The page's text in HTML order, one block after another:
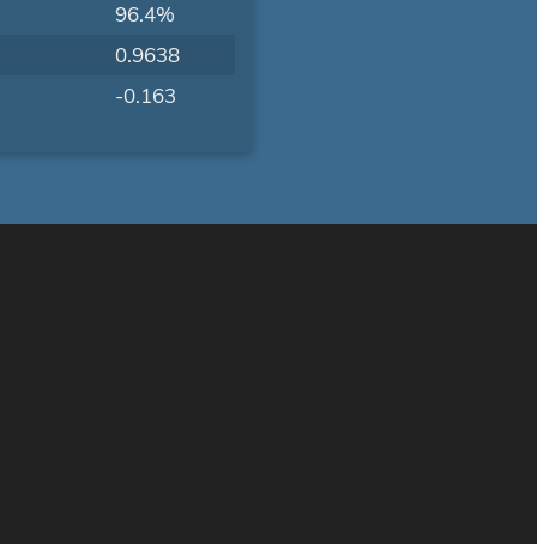
96.4%
0.9638
-0.163